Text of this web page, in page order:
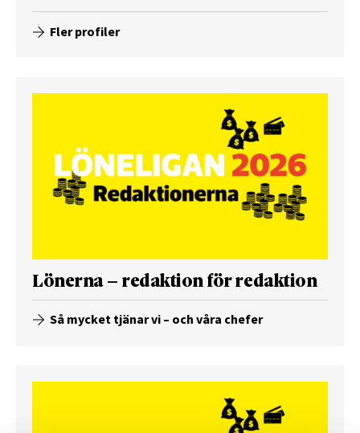
Fler profiler
Lönerna – redaktion för redaktion
Så mycket tjänar vi – och våra chefer